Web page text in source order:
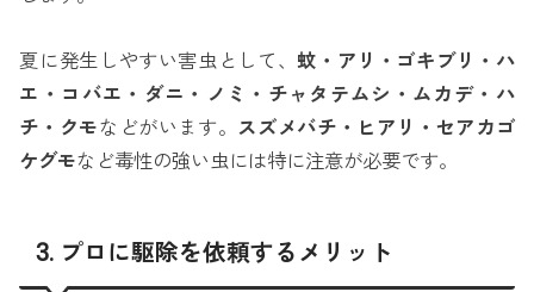
夏に発生しやすい害虫として、蚊・アリ・ゴキブリ・ハ
エ・コバエ・ダニ・ノミ・チャタテムシ・ムカデ・ハ
チ・クモなどがいます。 スズメバチ・ヒアリ・セアカゴ
ケグモなど毒性の強い虫には特に注意が必要です。
3. プロに駆除を依頼するメリット